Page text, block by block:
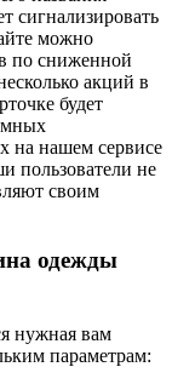
сигнализировать
можно
по сниженной
акций в
будет
на нашем сервисе
пользователи не
своим
одежды
нужная вам
параметрам: